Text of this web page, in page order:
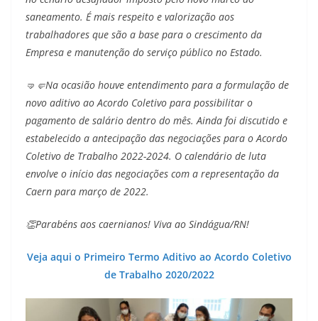
saneamento. É mais respeito e valorização aos
trabalhadores que são a base para o crescimento da
Empresa e manutenção do serviço público no Estado.
🤜🤛Na ocasião houve entendimento para a formulação de
novo aditivo ao Acordo Coletivo para possibilitar o
pagamento de salário dentro do mês. Ainda foi discutido e
estabelecido a antecipação das negociações para o Acordo
Coletivo de Trabalho 2022-2024. O calendário de luta
envolve o início das negociações com a representação da
Caern para março de 2022.
👏Parabéns aos caernianos! Viva ao Sindágua/RN!
Veja aqui o Primeiro Termo Aditivo ao Acordo Coletivo
de Trabalho 2020/2022